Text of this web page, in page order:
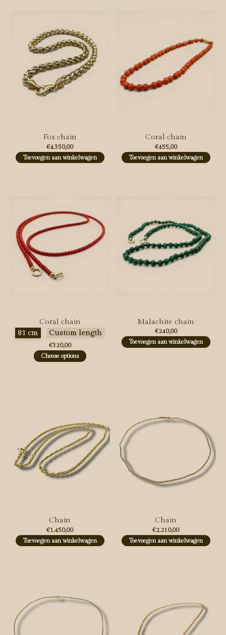
Fox chain
€4.350,00
Toevoegen aan winkelwagen
Coral chain
€455,00
Toevoegen aan winkelwagen
Coral chain
Maak een keuze:*
81 cm Custom length
€320,00
Choose options
Malachite chain
€240,00
Toevoegen aan winkelwagen
Chain
€1.450,00
Toevoegen aan winkelwagen
Chain
€2.210,00
Toevoegen aan winkelwagen